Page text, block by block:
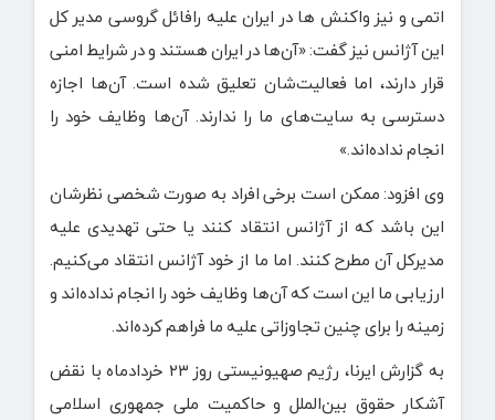
اتمی و نیز واکنش ها در ایران علیه رافائل گروسی مدیر کل
این آژانس نیز گفت: «آن‌ها در ایران هستند و در شرایط امنی
قرار دارند، اما فعالیت‌شان تعلیق شده است. آن‌ها اجازه
دسترسی به سایت‌های ما را ندارند. آن‌ها وظایف خود را
انجام نداده‌اند.»
وی افزود: ممکن است برخی افراد به صورت شخصی نظرشان
این باشد که از آژانس انتقاد کنند یا حتی تهدیدی علیه
مدیرکل آن مطرح کنند. اما ما از خود آژانس انتقاد می‌کنیم.
ارزیابی ما این است که آن‌ها وظایف خود را انجام نداده‌اند و
زمینه را برای چنین تجاوزاتی علیه ما فراهم کرده‌اند.
به گزارش ایرنا، رژیم صهیونیستی روز ۲۳ خردادماه با نقض
آشکار حقوق بین‌الملل و حاکمیت ملی جمهوری اسلامی